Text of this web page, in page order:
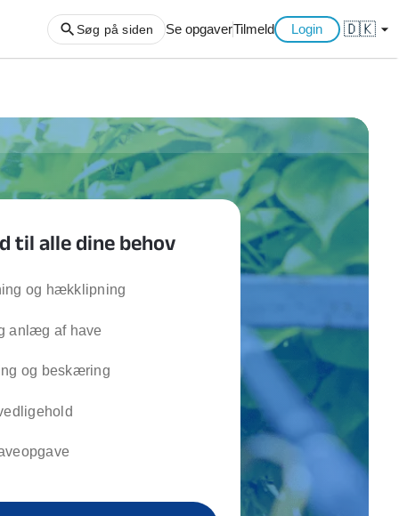
af haveaffald
af storskrald
hvidevarer
af tagrende
rengøring
Søg på siden Se opgaverTilmeld Login 🇩🇰 arrow_drop_down
til alle dine behov
og hækklipning
anlæg af have
og beskæring